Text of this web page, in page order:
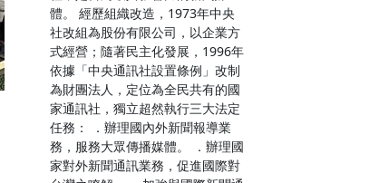
體。 經歷組織改造，1973年中央
社改組為股份有限公司，以企業方
式經營；隨著民主化發展，1996年
依據「中央通訊社設置條例」改制
為財團法人，定位為全民共有的國
家通訊社，獨立超然執行三大法定
任務： ．辦理國內外新聞報導業
務，服務大眾傳播媒體。 ．辦理國
家對外新聞通訊業務，促進國際對